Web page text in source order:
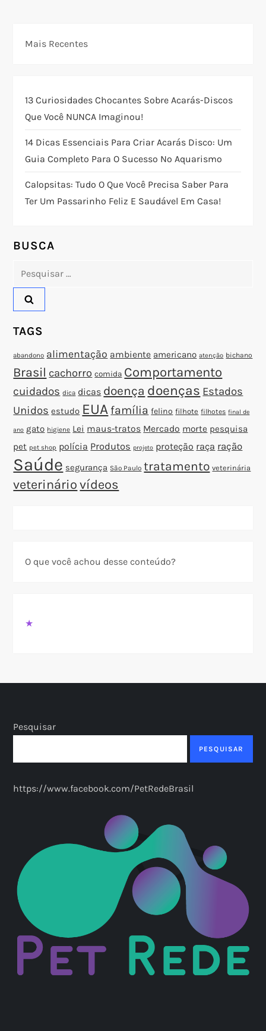
g
ç
ã
o
d
e
P
o
s
t
Mais Recentes
13 Curiosidades Chocantes Sobre Acarás-Discos
Que Você NUNCA Imaginou!
14 Dicas Essenciais Para Criar Acarás Disco: Um
Guia Completo Para O Sucesso No Aquarismo
Calopsitas: Tudo O Que Você Precisa Saber Para
Ter Um Passarinho Feliz E Saudável Em Casa!
BUSCA
Pesquisar
TAGS
abandono alimentação ambiente americano atenção bichano
Brasil cachorro comida Comportamento
cuidados dica dicas doença doenças Estados
Unidos estudo EUA família felino filhote filhotes final de
ano gato higiene Lei maus-tratos Mercado morte pesquisa
pet pet shop polícia Produtos projeto proteção raça ração
Saúde segurança São Paulo tratamento veterinária
veterinário vídeos
O que você achou desse conteúdo?
★
Pesquisar
PESQUISAR
https://www.facebook.com/PetRedeBrasil